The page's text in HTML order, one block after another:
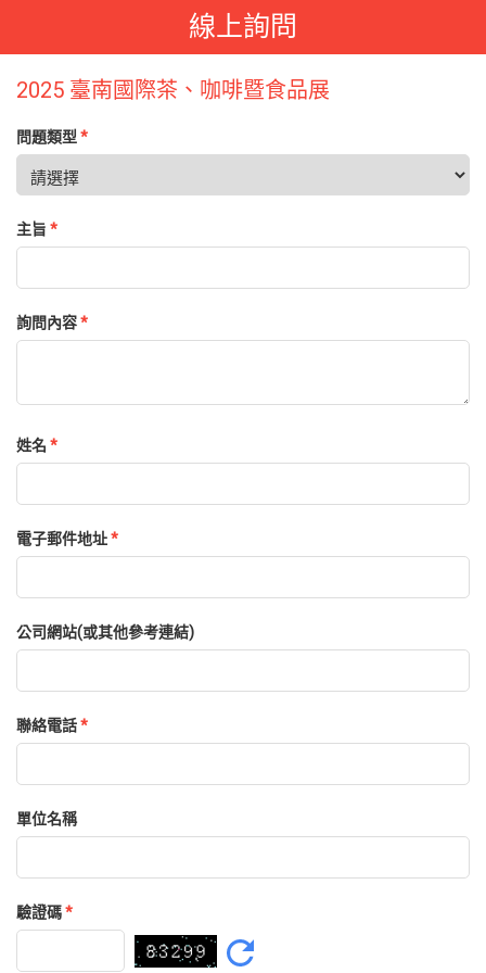
線上詢問
2025 臺南國際茶、咖啡暨食品展
問題類型 *
主旨 *
詢問內容*
姓名 *
電子郵件地址*
公司網站(或其他參考連結)
聯絡電話*
單位名稱
驗證碼*